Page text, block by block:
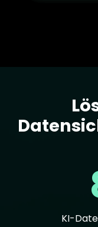
KI-